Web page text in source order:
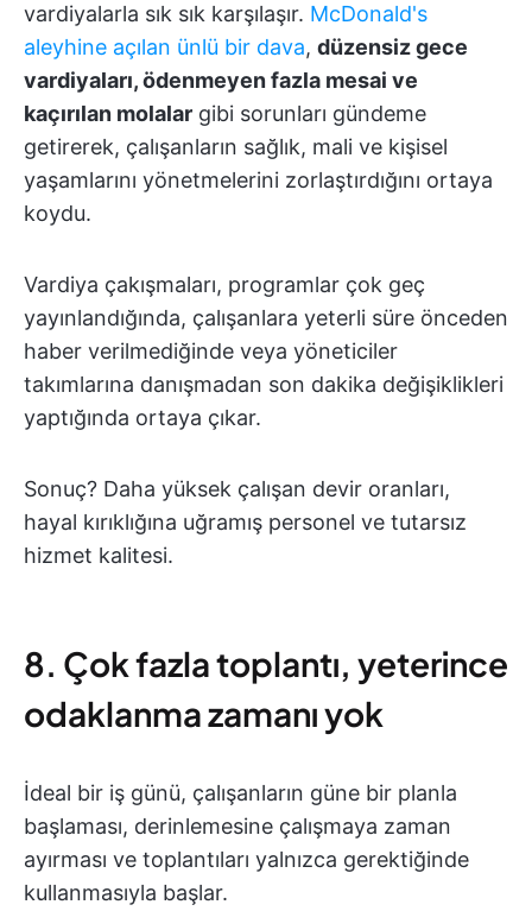
vardiyalarla sık sık karşılaşır. McDonald's
aleyhine açılan ünlü bir dava, düzensiz gece
vardiyaları, ödenmeyen fazla mesai ve
kaçırılan molalar gibi sorunları gündeme
getirerek, çalışanların sağlık, mali ve kişisel
yaşamlarını yönetmelerini zorlaştırdığını ortaya
koydu.
Vardiya çakışmaları, programlar çok geç
yayınlandığında, çalışanlara yeterli süre önceden
haber verilmediğinde veya yöneticiler
takımlarına danışmadan son dakika değişiklikleri
yaptığında ortaya çıkar.
Sonuç? Daha yüksek çalışan devir oranları,
hayal kırıklığına uğramış personel ve tutarsız
hizmet kalitesi.
8. Çok fazla toplantı, yeterince
odaklanma zamanı yok
İdeal bir iş günü, çalışanların güne bir planla
başlaması, derinlemesine çalışmaya zaman
ayırması ve toplantıları yalnızca gerektiğinde
kullanmasıyla başlar.